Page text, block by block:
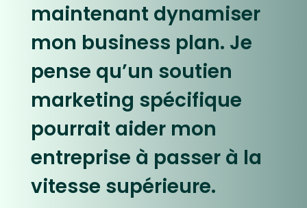
maintenant dynamiser
mon business plan. Je
pense qu’un soutien
marketing spécifique
pourrait aider mon
entreprise à passer à la
vitesse supérieure.